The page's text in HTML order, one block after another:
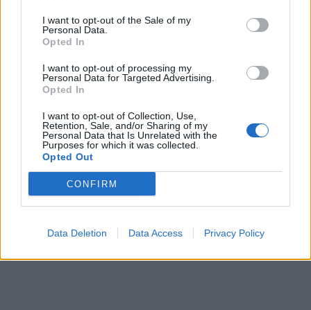
I want to opt-out of the Sale of my
Personal Data.
Opted In
I want to opt-out of processing my
Personal Data for Targeted Advertising.
Opted In
I want to opt-out of Collection, Use,
Retention, Sale, and/or Sharing of my
Personal Data that Is Unrelated with the
Purposes for which it was collected.
Opted Out
CONFIRM
Data Deletion Data Access Privacy Policy